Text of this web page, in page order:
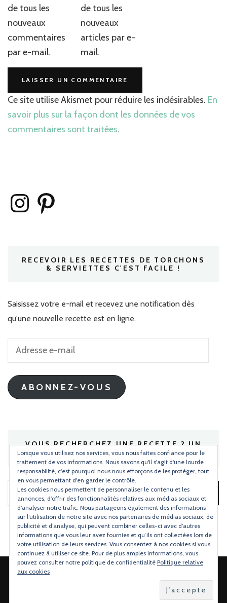
de tous les
nouveaux
commentaires
par e-mail.
de tous les
nouveaux
articles par e-
mail.
Ce site utilise Akismet pour réduire les indésirables. En
savoir plus sur la façon dont les données de vos
commentaires sont traitées.
InstagramPinterest
RECEVOIR LES RECETTES DE TORCHONS
& SERVIETTES C'EST FACILE !
Saisissez votre e-mail et recevez une notification dès
qu'une nouvelle recette est en ligne.
Adresse
mail
ABONNEZ-VOUS
VOUS RECHERCHEZ UNE RECETTE ? UN
INGRÉDIENT ?
Rechercher :
2026 Copyright
Lorsque vous utilisez nos services, vous nous faites confiance pour le
traitement de vos informations. Nous savons qu'il s'agit d'une lourde
responsabilité, c'est pourquoi nous nous efforçons de les protéger, tout
en vous permettant d'en garder le contrôle.
Les cookies nous permettent de personnaliser le contenu et les
annonces, d’offrir des fonctionnalités relatives aux médias sociaux et
d’analyser notre trafic. Nous partageons également des informations
sur l’utilisation de notre site avec nos partenaires de médias sociaux, de
publicité et d’analyse, qui peuvent combiner celles-ci avec d’autres
informations que vous leur avez fournies et qu’ils ont collectées lors de
votre utilisation de leurs services. Vous consentez à nos cookies si vous
continuez à utiliser ce site. Pour de plus amples informations, vous
pouvez consulter notre politique de confidentialité Politique relative
aux cookies